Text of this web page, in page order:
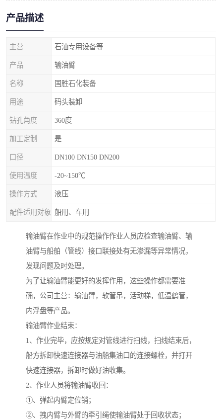
产品描述
主营 石油专用设备等
产品 输油臂
名称 国胜石化装备
用途 码头装卸
钻孔角度 360度
加工定制 是
口径 DN100 DN150 DN200
使用温度 -20~150℃
操作方式 液压
配件适用对象 船用、车用
输油臂在作业中的规范操作作业人员应检查输油臂、输
油臂与船舶（管线）接口联接处有无渗漏等异常情况，
发现问题及时处理。
为了让输油臂能更好的发挥作用，这些操作都需要准
确，公司主营：输油臂，软管吊，活动梯，低温鹤管，
内浮盘等产品。
输油臂作业结束：
1、作业完毕，应按规定对管线进行扫线，扫线结束后，
船方拆卸快速连接器与油船集油口的连接螺栓，并打开
快速连接器，拆卸时做好油收集。
2、作业人员将输油臂收回：
①、弹起内臂定位销；
②、拽内臂与外臂的牵引绳使输油臂处于回收状态；